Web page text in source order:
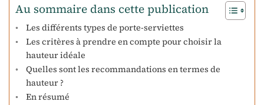
Au sommaire dans cette publication
Les différents types de porte-serviettes
Les critères à prendre en compte pour choisir la
hauteur idéale
Quelles sont les recommandations en termes de
hauteur ?
En résumé